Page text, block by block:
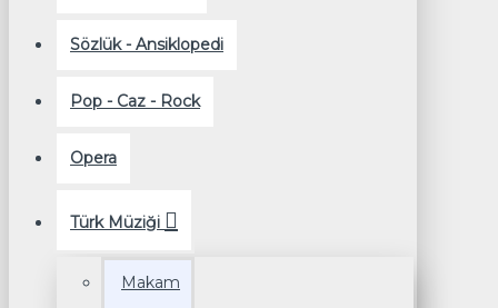
Sözlük - Ansiklopedi
Pop - Caz - Rock
Opera
Türk Müziği
Makam